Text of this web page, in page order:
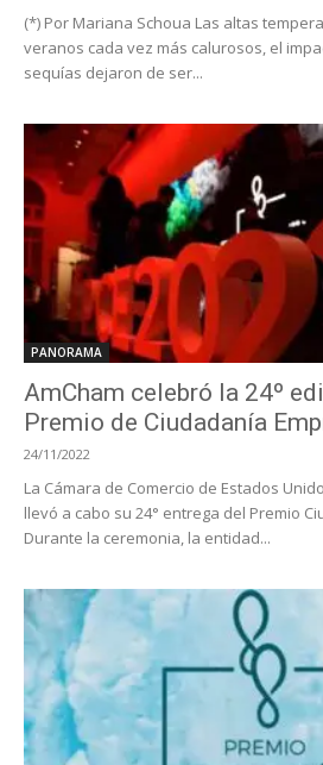
(*) Por Mariana Schoua Las altas
veranos cada vez más calurosos, el
sequías dejaron de ser...
PANORAMA
AmCham celebró la 24º
Premio de Ciudadanía
24/11/2022
La Cámara de Comercio de Estados
llevó a cabo su 24° entrega del Premio
Durante la ceremonia, la entidad...